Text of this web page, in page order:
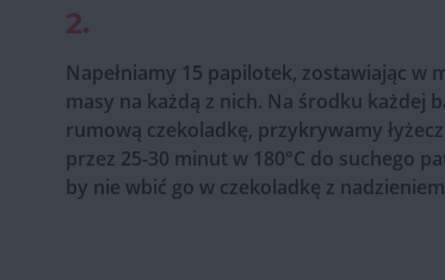
2.
Napełniamy 15 papilotek, zostawiając w
masy na każdą z nich. Na środku każdej
rumową czekoladkę, przykrywamy
przez 25-30 minut w 180°C do suchego
by nie wbić go w czekoladkę z